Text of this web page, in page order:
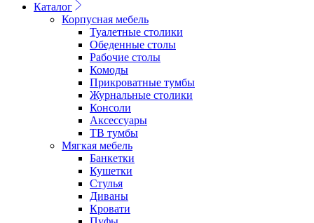
Каталог
Корпусная мебель
Туалетные столики
Обеденные cтолы
Рабочие столы
Комоды
Прикроватные тумбы
Журнальные столики
Консоли
Аксессуары
ТВ тумбы
Мягкая мебель
Банкетки
Кушетки
Стулья
Диваны
Кровати